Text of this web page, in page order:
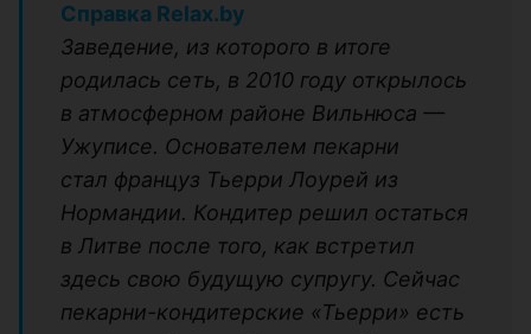
Справка Relax.by
Заведение, из которого в итоге
родилась сеть, в 2010 году открылось
в атмосферном районе Вильнюса —
Ужуписе. Основателем пекарни
стал француз Тьерри Лоурей из
Нормандии. Кондитер решил остаться
в Литве после того, как встретил
здесь свою будущую супругу. Сейчас
пекарни-кондитерские «Тьерри» есть